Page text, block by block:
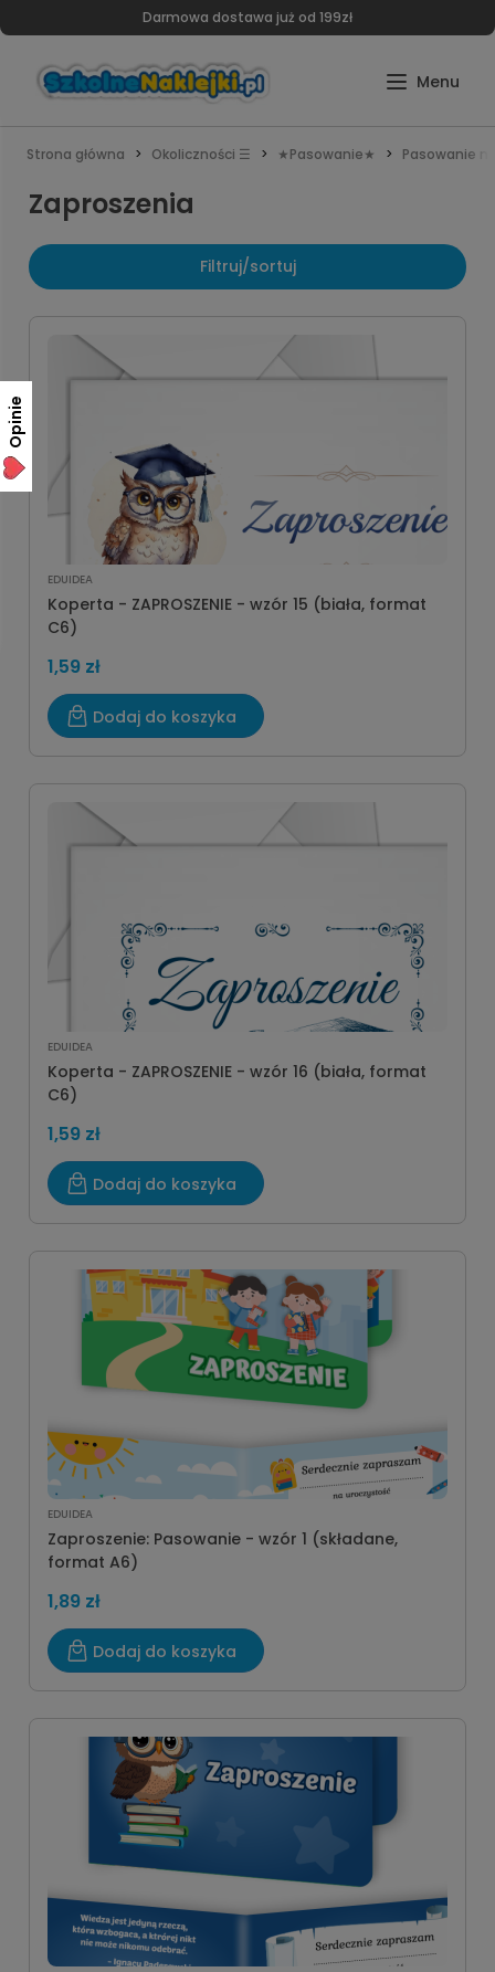
Darmowa dostawa już od 199zł
Strona główna Okoliczności ☰ ★Pasowanie★ Pasowanie
Zaproszenia
Filtruj/sortuj
EDUIDEA
Koperta - ZAPROSZENIE - wzór 15 (biała, format
C6)
1,59 zł
Dodaj do koszyka
EDUIDEA
Koperta - ZAPROSZENIE - wzór 16 (biała, format
C6)
1,59 zł
Dodaj do koszyka
EDUIDEA
Zaproszenie: Pasowanie - wzór 1 (składane,
format A6)
1,89 zł
Dodaj do koszyka
Opinie